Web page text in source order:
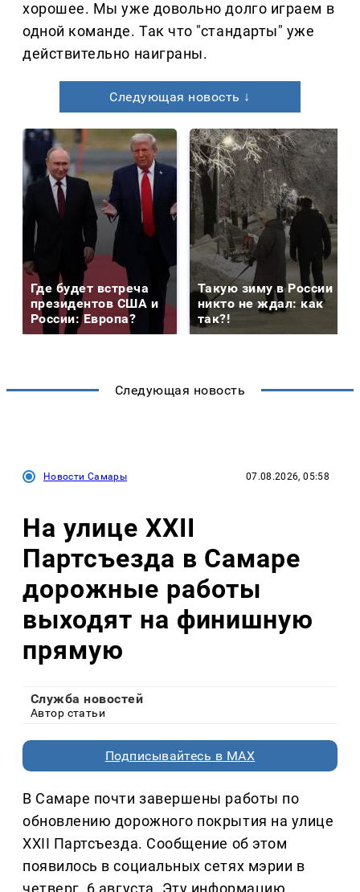
хорошее. Мы уже довольно долго играем в
одной команде. Так что "стандарты" уже
действительно наиграны.
Следующая новость ↓
Где будет встреча
президентов США и
России: Европа?
Такую зиму в России
никто не ждал: как
так?!
Следующая новость
Новости Самары 07.08.2026, 05:58
На улице XXII
Партсъезда в Самаре
дорожные работы
выходят на финишную
прямую
Служба новостей
Автор статьи
Подписывайтесь в MAX
В Самаре почти завершены работы по
обновлению дорожного покрытия на улице
XXII Партсъезда. Сообщение об этом
появилось в социальных сетях мэрии в
четверг, 6 августа. Эту информацию